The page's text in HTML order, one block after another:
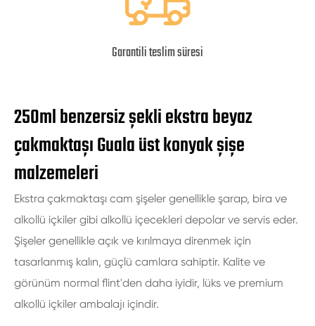
Garantili teslim süresi
250ml benzersiz şekli ekstra beyaz
çakmaktaşı Guala üst konyak şişe
malzemeleri
Ekstra çakmaktaşı cam şişeler genellikle şarap, bira ve
alkollü içkiler gibi alkollü içecekleri depolar ve servis eder.
Şişeler genellikle açık ve kırılmaya direnmek için
tasarlanmış kalın, güçlü camlara sahiptir. Kalite ve
görünüm normal flint'den daha iyidir, lüks ve premium
alkollü içkiler ambalajı içindir.